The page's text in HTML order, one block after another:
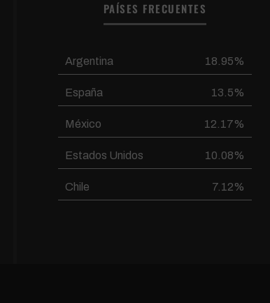
PAÍSES FRECUENTES
Argentina 18.95%
España 13.5%
México 12.17%
Estados Unidos 10.08%
Chile 7.12%